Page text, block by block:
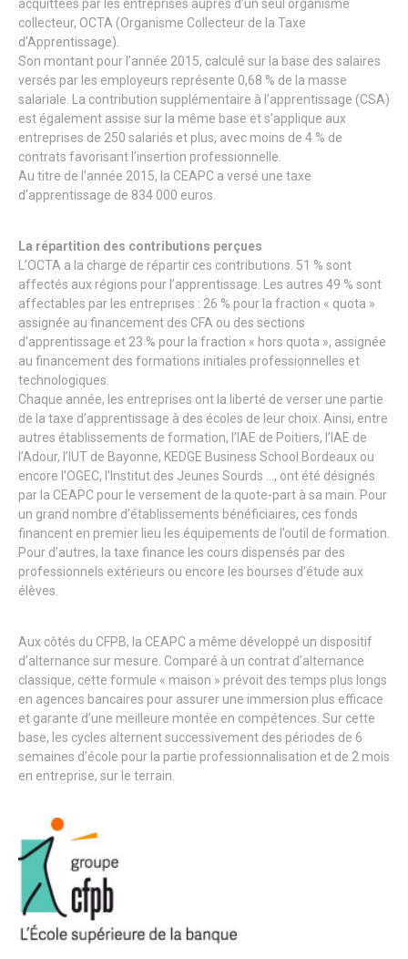
acquittées par les entreprises auprès d’un seul organisme
collecteur, OCTA (Organisme Collecteur de la Taxe
d’Apprentissage).
Son montant pour l’année 2015, calculé sur la base des salaires
versés par les employeurs représente 0,68 % de la masse
salariale. La contribution supplémentaire à l’apprentissage (CSA)
est également assise sur la même base et s’applique aux
entreprises de 250 salariés et plus, avec moins de 4 % de
contrats favorisant l’insertion professionnelle.
Au titre de l’année 2015, la CEAPC a versé une taxe
d’apprentissage de 834 000 euros.
La répartition des contributions perçues
L’OCTA a la charge de répartir ces contributions. 51 % sont
affectés aux régions pour l’apprentissage. Les autres 49 % sont
affectables par les entreprises : 26 % pour la fraction « quota »
assignée au financement des CFA ou des sections
d’apprentissage et 23 % pour la fraction « hors quota », assignée
au financement des formations initiales professionnelles et
technologiques.
Chaque année, les entreprises ont la liberté de verser une partie
de la taxe d’apprentissage à des écoles de leur choix. Ainsi, entre
autres établissements de formation, l’IAE de Poitiers, l’IAE de
l’Adour, l’IUT de Bayonne, KEDGE Business School Bordeaux ou
encore l’OGEC, l’Institut des Jeunes Sourds …, ont été désignés
par la CEAPC pour le versement de la quote-part à sa main. Pour
un grand nombre d’établissements bénéficiaires, ces fonds
financent en premier lieu les équipements de l’outil de formation.
Pour d’autres, la taxe finance les cours dispensés par des
professionnels extérieurs ou encore les bourses d’étude aux
élèves.
Aux côtés du CFPB, la CEAPC a même développé un dispositif
d’alternance sur mesure. Comparé à un contrat d’alternance
classique, cette formule « maison » prévoit des temps plus longs
en agences bancaires pour assurer une immersion plus efficace
et garante d’une meilleure montée en compétences. Sur cette
base, les cycles alternent successivement des périodes de 6
semaines d’école pour la partie professionnalisation et de 2 mois
en entreprise, sur le terrain.